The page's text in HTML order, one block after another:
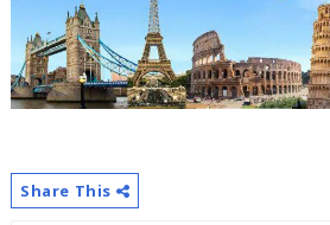
Share This